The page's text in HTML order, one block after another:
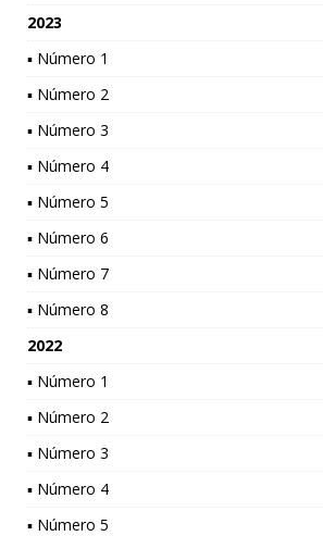
2023
▪ Número 1
▪ Número 2
▪ Número 3
▪ Número 4
▪ Número 5
▪ Número 6
▪ Número 7
▪ Número 8
2022
▪ Número 1
▪ Número 2
▪ Número 3
▪ Número 4
▪ Número 5